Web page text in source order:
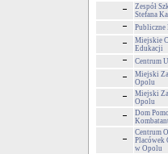
Zespół
Stefana
Publiczne
Miejskie
Edukacji
Centrum
Miejski
Opolu
Miejski
Opolu
Dom
Centrum
Placówek
w Opolu